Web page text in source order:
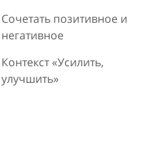
Сочетать позитивное и
негативное
Контекст «Усилить,
улучшить»